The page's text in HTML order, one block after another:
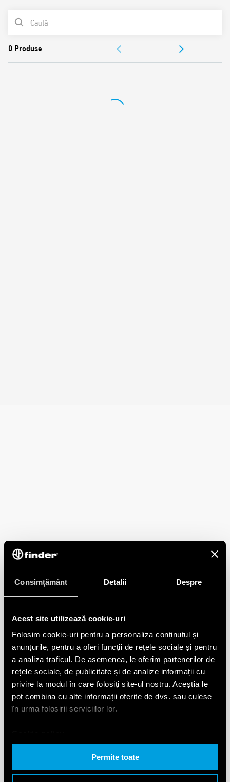
Consimțământ Detalii Despre
Acest site utilizează cookie-uri
Folosim cookie-uri pentru a personaliza conținutul și
anunțurile, pentru a oferi funcții de rețele sociale și pentru
a analiza traficul. De asemenea, le oferim partenerilor de
rețele sociale, de publicitate și de analize informații cu
privire la modul în care folosiți site-ul nostru. Aceștia le
pot combina cu alte informații oferite de dvs. sau culese
în urma folosirii serviciilor lor.
Permite toate
DI: Interval
SW: Intermitenţă simetrică (început ON)
LISTA DE PRODUSE
APROBĂRI